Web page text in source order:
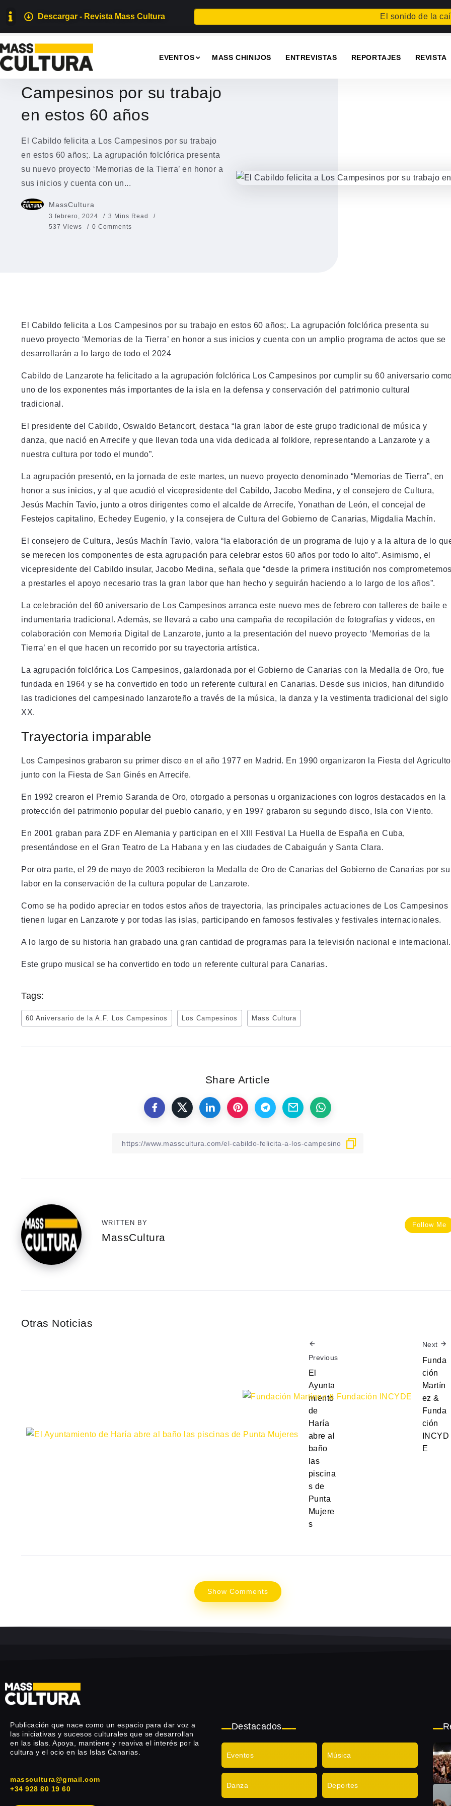
Descargar - Revista Mass Cultura El sonido de la caída
EVENTOS MASS CHINIJOS ENTREVISTAS REPORTAJES REVISTA
EVENTOS
El Cabildo felicita a Los
Campesinos por su trabajo
en estos 60 años
El Cabildo felicita a Los Campesinos por su trabajo
en estos 60 años;. La agrupación folclórica presenta
su nuevo proyecto ‘Memorias de la Tierra’ en honor a
sus inicios y cuenta con un...
MassCultura
3 febrero, 2024
3 Mins Read
537 Views
0 Comments
El Cabildo felicita a Los Campesinos por su trabajo en estos 60 años;. La agrupación folclórica presenta su
nuevo proyecto ‘Memorias de la Tierra’ en honor a sus inicios y cuenta con un amplio programa de actos que se
desarrollarán a lo largo de todo el 2024
Cabildo de Lanzarote ha felicitado a la agrupación folclórica Los Campesinos por cumplir su 60 aniversario
uno de los exponentes más importantes de la isla en la defensa y conservación del patrimonio cultural
tradicional.
El presidente del Cabildo, Oswaldo Betancort, destaca “la gran labor de este grupo tradicional de música y
danza, que nació en Arrecife y que llevan toda una vida dedicada al folklore, representando a Lanzarote y a
nuestra cultura por todo el mundo”.
La agrupación presentó, en la jornada de este martes, un nuevo proyecto denominado “Memorias de Tierra”, en
honor a sus inicios, y al que acudió el vicepresidente del Cabildo, Jacobo Medina, y el consejero de Cultura,
Jesús Machín Tavío, junto a otros dirigentes como el alcalde de Arrecife, Yonathan de León, el concejal de
Festejos capitalino, Echedey Eugenio, y la consejera de Cultura del Gobierno de Canarias, Migdalia Machín.
El consejero de Cultura, Jesús Machín Tavio, valora “la elaboración de un programa de lujo y a la altura de lo
se merecen los componentes de esta agrupación para celebrar estos 60 años por todo lo alto”. Asimismo, el
vicepresidente del Cabildo insular, Jacobo Medina, señala que “desde la primera institución nos
a prestarles el apoyo necesario tras la gran labor que han hecho y seguirán haciendo a lo largo de los años”.
La celebración del 60 aniversario de Los Campesinos arranca este nuevo mes de febrero con talleres de baile e
indumentaria tradicional. Además, se llevará a cabo una campaña de recopilación de fotografías y vídeos, en
colaboración con Memoria Digital de Lanzarote, junto a la presentación del nuevo proyecto ‘Memorias de la
Tierra’ en el que hacen un recorrido por su trayectoria artística.
La agrupación folclórica Los Campesinos, galardonada por el Gobierno de Canarias con la Medalla de Oro, fue
fundada en 1964 y se ha convertido en todo un referente cultural en Canarias. Desde sus inicios, han difundido
las tradiciones del campesinado lanzaroteño a través de la música, la danza y la vestimenta tradicional del siglo
XX.
Trayectoria imparable
Los Campesinos grabaron su primer disco en el año 1977 en Madrid. En 1990 organizaron la Fiesta del
junto con la Fiesta de San Ginés en Arrecife.
En 1992 crearon el Premio Saranda de Oro, otorgado a personas u organizaciones con logros destacados en la
protección del patrimonio popular del pueblo canario, y en 1997 grabaron su segundo disco, Isla con Viento.
En 2001 graban para ZDF en Alemania y participan en el XIII Festival La Huella de España en Cuba,
presentándose en el Gran Teatro de La Habana y en las ciudades de Cabaiguán y Santa Clara.
Por otra parte, el 29 de mayo de 2003 recibieron la Medalla de Oro de Canarias del Gobierno de Canarias por su
labor en la conservación de la cultura popular de Lanzarote.
Como se ha podido apreciar en todos estos años de trayectoria, las principales actuaciones de Los Campesinos
tienen lugar en Lanzarote y por todas las islas, participando en famosos festivales y festivales internacionales.
A lo largo de su historia han grabado una gran cantidad de programas para la televisión nacional e internacional.
Este grupo musical se ha convertido en todo un referente cultural para Canarias.
Tags:
60 Aniversario de la A.F. Los Campesinos Los Campesinos Mass Cultura
Share Article
Follow Me
WRITTEN BY
MassCultura
Otras Noticias
Previous
El
Ayunta
miento
de
Haría
abre al
baño
las
piscina
s de
Punta
Mujere
s
Next
Funda
ción
Martín
ez &
Funda
ción
INCYD
E
Show Comments
Publicación que nace como un espacio para dar voz a
las iniciativas y sucesos culturales que se desarrollan
en las islas. Apoya, mantiene y reaviva el interés por la
cultura y el ocio en las Islas Canarias.
masscultura@gmail.com
+34 928 80 19 60
Destacados
Eventos Música
Danza Deportes